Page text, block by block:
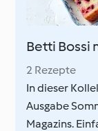
Betti Bossi
2 Rezepte
In dieser
Ausgabe
Magazins.